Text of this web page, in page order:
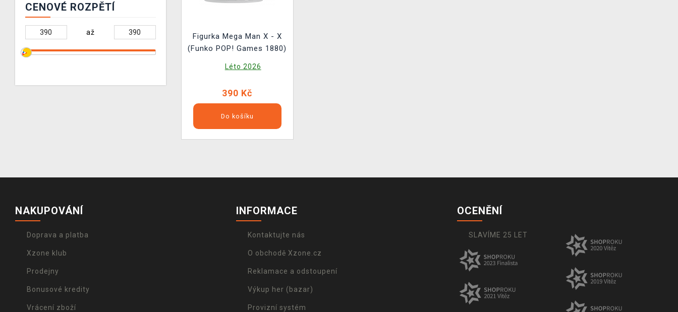
CENOVÉ ROZPĚTÍ
až
Figurka Mega Man X - X
(Funko POP! Games 1880)
Léto 2026
390 Kč
Do košíku
NAKUPOVÁNÍ
Doprava a platba
Xzone klub
Prodejny
Bonusové kredity
Vrácení zboží
INFORMACE
Kontaktujte nás
O obchodě Xzone.cz
Reklamace a odstoupení
Výkup her (bazar)
Provizní systém
OCENĚNÍ
SLAVÍME 25 LET